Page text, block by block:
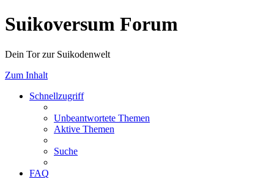
Suikoversum Forum
Dein Tor zur Suikodenwelt
Zum Inhalt
Schnellzugriff
Unbeantwortete Themen
Aktive Themen
Suche
FAQ